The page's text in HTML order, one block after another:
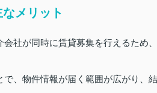
メリット
社が同時に賃貸募集を行えるため
、物件情報が届く範囲が広がり、